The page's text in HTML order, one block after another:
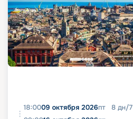
18:0009 октября 2026пт 8 дн/7